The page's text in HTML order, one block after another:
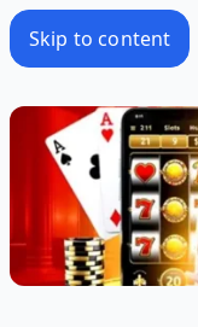
Skip to content